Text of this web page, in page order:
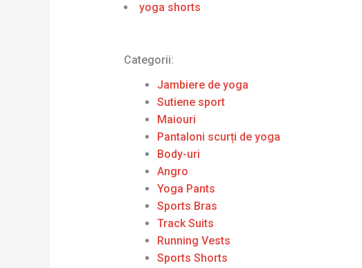
yoga shorts
Categorii:
Jambiere de yoga
Sutiene sport
Maiouri
Pantaloni scurți de yoga
Body-uri
Angro
Yoga Pants
Sports Bras
Track Suits
Running Vests
Sports Shorts